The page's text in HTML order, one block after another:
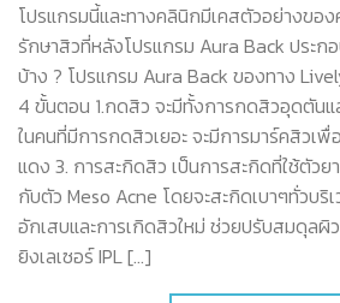
โปรแกรมนี้และทางคลินิกมีเคสตัวอย่างข
รักษาสิวที่หลังโปรแกรม Aura Back ประก
บ้าง ? โปรแกรม Aura Back ของทาง
4 ขั้นตอน 1.กดสิว จะมีทั้งการกดสิวอุดตันแ
ในคนที่มีการกดสิวเยอะ จะมีการมาร์คสิวเ
แดง 3. การสะกิดสิว เป็นการสะกิดที่ใช้ตัว
กับตัว Meso Acne โดยจะสะกิดเบาๆทั่วบ
อักเสบและการเกิดสิวใหม่ ช่วยปรับสมดุลผิ
ยิงเลเซอร์ IPL […]